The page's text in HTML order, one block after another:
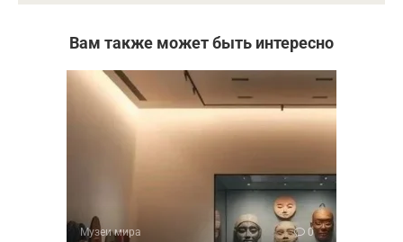
Вам также может быть интересно
Музеи мира 0